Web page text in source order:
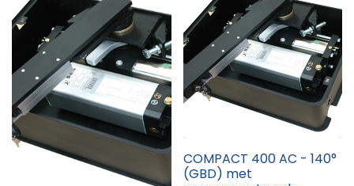
COMPACT 400 AC - 140°
(GBD) met